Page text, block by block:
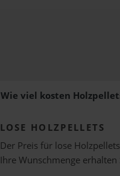
Wie viel kosten
LOSE HOLZPELLETS
Der Preis für lose
Ihre Wunschmenge erhalten